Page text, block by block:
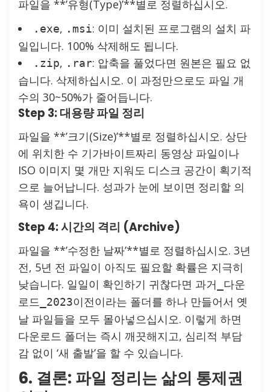
파일을 **’유형(Type)’**별로 정렬하십시오.
.exe, .msi: 이미 설치된 프로그램의 설치 파
일입니다. 100% 삭제해도 됩니다.
.zip, .rar: 압축을 풀었다면 원본은 필요 없
습니다. 삭제하십시오. 이 과정만으로도 파일 개
수의 30~50%가 줄어듭니다.
Step 3: 대용량 파일 정리
파일을 **’크기(Size)’**별로 정렬하십시오. 상단
에 위치한 수 기가바이트짜리 동영상 파일이나
ISO 이미지 몇 개만 지워도 디스크 공간이 획기적
으로 늘어납니다. 성과가 눈에 보이면 정리할 의
욕이 생깁니다.
Step 4: 시간의 격리 (Archive)
파일을 **’수정한 날짜’**별로 정렬하십시오. 3년
전, 5년 전 파일이 아직도 필요할 확률은 지극히
낮습니다. 일일이 확인하기 귀찮다면 과거_다운
로드_2023이전이라는 폴더를 하나 만들어서 옛
날 파일들을 모두 몰아넣으십시오. 이렇게 하면
다운로드 폴더는 즉시 깨끗해지고, 심리적 부담
감 없이 ‘새 출발’을 할 수 있습니다.
6. 결론: 파일 정리는 삶의 통제권